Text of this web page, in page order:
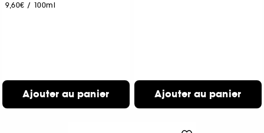
9,60€ / 100ml
Ajouter au panier Ajouter au panier